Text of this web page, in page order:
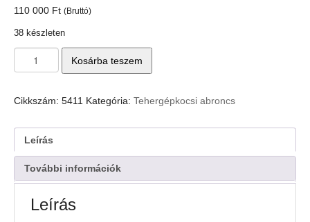
110 000 Ft (Bruttó)
38 készleten
385/55-
22,5
100/20pr
160K
(158L)
3PMSF
Kosárba teszem
Cikkszám: 5411 Kategória: Tehergépkocsi abroncs
Leírás
További információk
Leírás